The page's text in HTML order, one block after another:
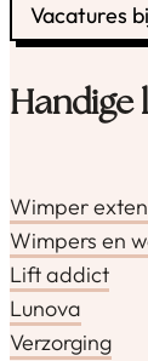
Vacatures
Handige
Wimper
Wimpers en
Lift addict
Lunova
Verzorging